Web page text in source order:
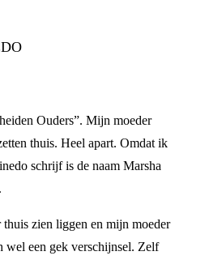
Ouders”. Mijn moeder
thuis. Heel apart. Omdat ik
schrijf is de naam Marsha
thuis zien liggen en mijn moeder
wel een gek verschijnsel. Zelf